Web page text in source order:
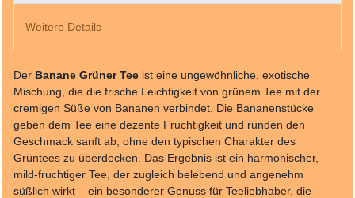
Weitere Details
Der Banane Grüner Tee ist eine ungewöhnliche, exotische
Mischung, die die frische Leichtigkeit von grünem Tee mit der
cremigen Süße von Bananen verbindet. Die Bananenstücke
geben dem Tee eine dezente Fruchtigkeit und runden den
Geschmack sanft ab, ohne den typischen Charakter des
Grüntees zu überdecken. Das Ergebnis ist ein harmonischer,
mild-fruchtiger Tee, der zugleich belebend und angenehm
süßlich wirkt – ein besonderer Genuss für Teeliebhaber, die